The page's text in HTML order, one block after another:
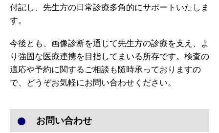
付記し、先生方の日常診療多角的にサポートいたしま
す。
今後とも、画像診断を通じて先生方の診療を支え、よ
り強固な医療連携を目指してまいる所存です。検査の
適応や予約に関するご相談も随時承っておりますの
で、どうぞお気軽にお問い合わせください。
お問い合わせ